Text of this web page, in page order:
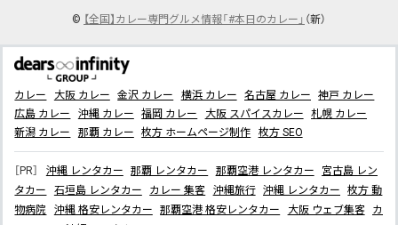
© 【全国】カレー専門グルメ情報「#本日のカレー」 （新）
カレー 大阪 カレー 金沢 カレー 横浜 カレー 名古屋 カレー
神戸 カレー
広島 カレー
沖縄 カレー 福岡 カレー 大阪 スパイスカレー
札幌 カレー
新潟 カレー
那覇 カレー 枚方 ホームページ制作 枚方 SEO
［PR］ 沖縄 レンタカー 那覇 レンタカー 那覇空港 レンタカー
宮古島 レン
タカー
石垣島 レンタカー カレー 集客 沖縄旅行 沖縄 レンタカー
枚方 動
物病院
沖縄 格安レンタカー 那覇空港 格安レンタカー 大阪 ウェブ集客
カ